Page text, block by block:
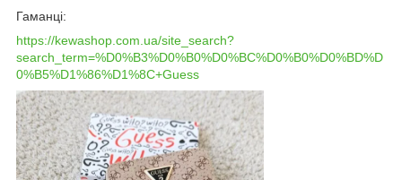
Гаманці:
https://kewashop.com.ua/site_search?
search_term=%D0%B3%D0%B0%D0%BC%D0%B0%D0%BD%D
0%B5%D1%86%D1%8C+Guess